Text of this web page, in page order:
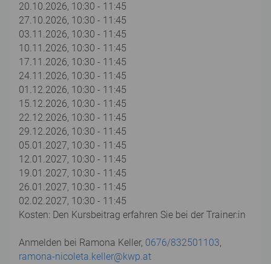
20.10.2026, 10:30 - 11:45
27.10.2026, 10:30 - 11:45
03.11.2026, 10:30 - 11:45
10.11.2026, 10:30 - 11:45
17.11.2026, 10:30 - 11:45
24.11.2026, 10:30 - 11:45
01.12.2026, 10:30 - 11:45
15.12.2026, 10:30 - 11:45
22.12.2026, 10:30 - 11:45
29.12.2026, 10:30 - 11:45
05.01.2027, 10:30 - 11:45
12.01.2027, 10:30 - 11:45
19.01.2027, 10:30 - 11:45
26.01.2027, 10:30 - 11:45
02.02.2027, 10:30 - 11:45
Kosten: Den Kursbeitrag erfahren Sie bei der Trainer:in
Anmelden bei Ramona Keller, 0676/832501103,
ramona-nicoleta.keller@kwp.at